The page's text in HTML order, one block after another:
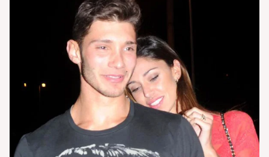
di Corona: ( clicca sull'immagine per ingrandirla)